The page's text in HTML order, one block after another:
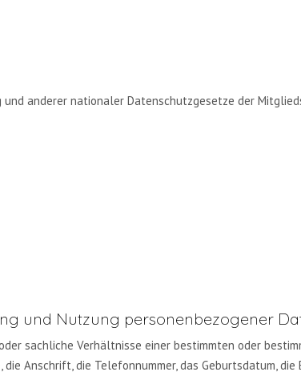
anderer nationaler Datenschutzgesetze der
und Nutzung personenbezogener
sachliche Verhältnisse einer bestimmten oder
Anschrift, die Telefonnummer, das Geburtsdatum,